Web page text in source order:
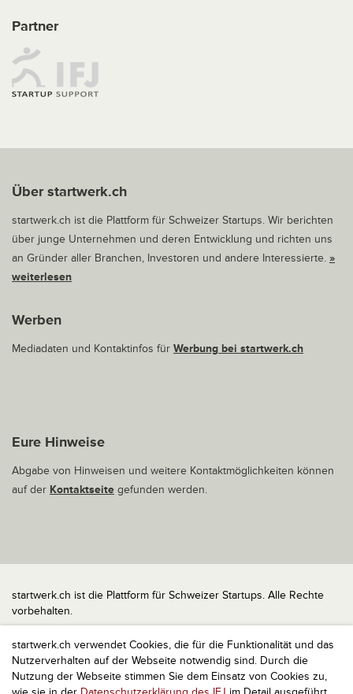
startwerk.ch verwendet Cookies, die für die Funktionalität und das
Nutzerverhalten auf der Webseite notwendig sind. Durch die
Nutzung der Webseite stimmen Sie dem Einsatz von Cookies zu,
Partner
Über startwerk.ch
startwerk.ch ist die Plattform für Schweizer Startups. Wir berichten
über junge Unternehmen und deren Entwicklung und richten uns
an Gründer aller Branchen, Investoren und andere Interessierte. »
weiterlesen
Werben
Mediadaten und Kontaktinfos für Werbung bei startwerk.ch
Eure Hinweise
Abgabe von Hinweisen und weitere Kontaktmöglichkeiten können
auf der Kontaktseite gefunden werden.
startwerk.ch ist die Plattform für Schweizer Startups. Alle Rechte
vorbehalten.
Impressum
Kontakt
nach oben